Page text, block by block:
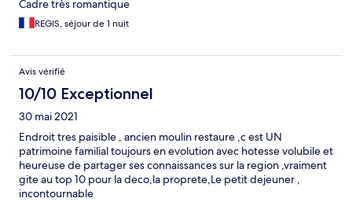
Cadre très romantique
REGIS, séjour de 1 nuit
Avis vérifié
10/10 Exceptionnel
30 mai 2021
Endroit tres paisible , ancien moulin restaure ,c est UN
patrimoine familial toujours en evolution avec hotesse volubile et
heureuse de partager ses connaissances sur la region ,vraiment
gite au top 10 pour la deco,la proprete,Le petit dejeuner ,
incontournable